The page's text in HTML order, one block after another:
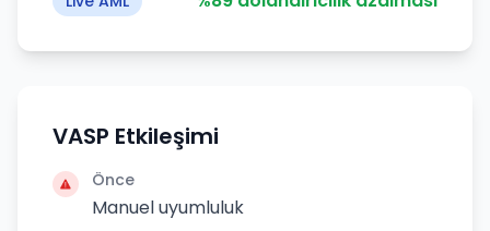
VASP Etkileşimi
Önce
Manuel uyumluluk